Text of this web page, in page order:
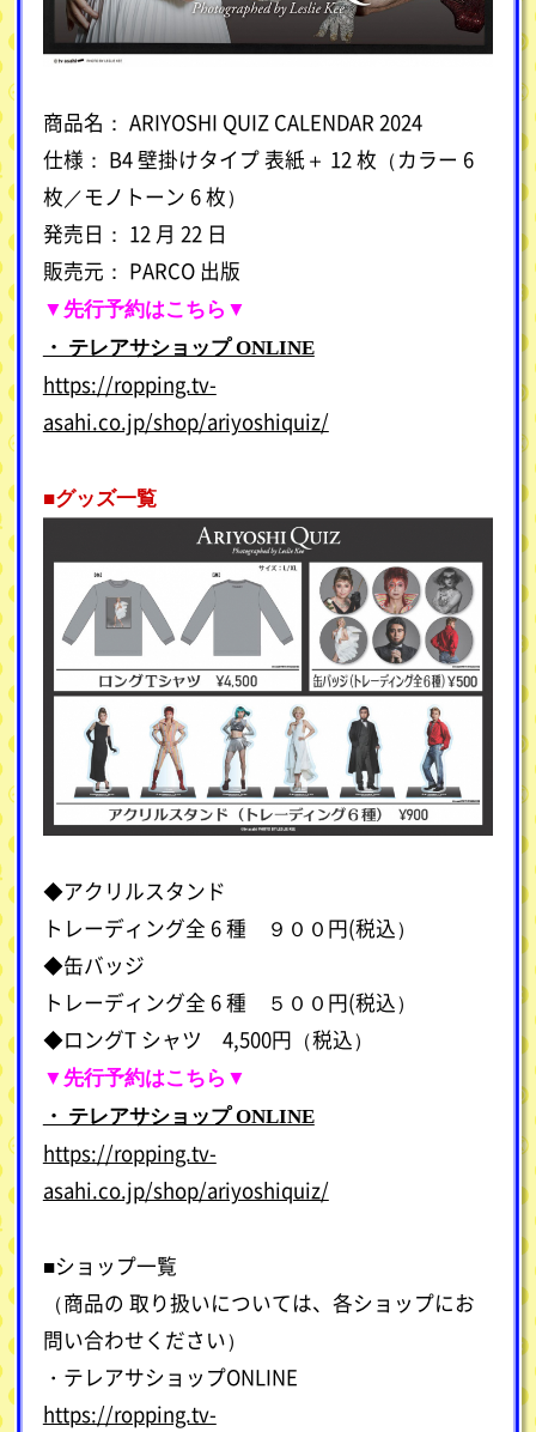
商品名： ARIYOSHI QUIZ CALENDAR 2024
仕様： B4 壁掛けタイプ 表紙＋ 12 枚（カラー 6
枚／モノトーン 6 枚）
発売日： 12 月 22 日
販売元： PARCO 出版
▼先行予約はこちら▼
・ テレアサショップ ONLINE
https://ropping.tv-
asahi.co.jp/shop/ariyoshiquiz/
■グッズ一覧
◆アクリルスタンド
トレーディング全 6 種 ９００円(税込）
◆缶バッジ
トレーディング全 6 種 ５００円(税込）
◆ロングT シャツ 4,500円（税込）
▼先行予約はこちら▼
・ テレアサショップ ONLINE
https://ropping.tv-
asahi.co.jp/shop/ariyoshiquiz/
■ショップ一覧
（商品の 取り扱いについては、各ショップにお
問い合わせください）
・テレアサショップONLINE
https://ropping.tv-